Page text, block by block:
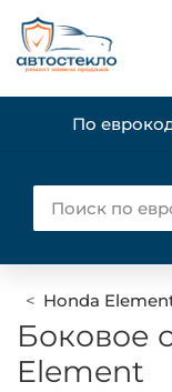
По
Honda
Боковое
Element